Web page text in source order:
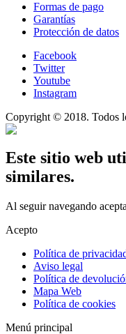
Formas de pago
Garantías
Protección de datos
Facebook
Twitter
Youtube
Instagram
Copyright © 2018. Todos
Este sitio web
similares.
Al seguir navegando
Acepto
Política de
Aviso legal
Política de
Mapa Web
Política de cookies
Menú principal